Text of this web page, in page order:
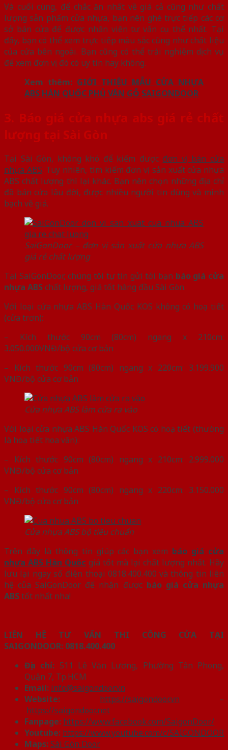
Và cuối cùng, để chắc ăn nhất về giá cả cũng như chất
lượng sản phẩm cửa nhựa, bạn nên ghé trực tiếp các cơ
sở bán cửa để được nhân viên tư vấn cụ thể nhất. Tại
đấy, bạn có thể xem trực tiếp màu sắc cũng như chất liệu
của cửa bên ngoài. Bạn cũng có thể trải nghiệm dịch vụ
để xem đơn vị đó có uy tín hay không.
Xem thêm: GIỚI THIỆU MẪU CỬA NHỰA
ABS HÀN QUỐC PHỦ VÂN GỖ SAIGONDOOR
3. Báo giá cửa nhựa abs giá rẻ chất
lượng tại Sài Gòn
Tại Sài Gòn, không khó để kiếm được đơn vị bán cửa
nhựa ABS. Tuy nhiên, tìm kiếm đơn vị sản xuất cửa nhựa
ABS chất lượng thì lại khác. Bạn nên chọn những địa chỉ
đã bán cửa lâu đời, được nhiều người tin dùng và minh
bạch về giá.
SaiGonDoor – đơn vị sản xuất cửa nhựa ABS
giá rẻ chất lượng
Tại SaiGonDoor, chúng tôi tự tin gửi tới bạn báo giá cửa
nhựa ABSchất lượng, giá tốt hàng đầu Sài Gòn.
Với loại cửa nhựa ABS Hàn Quốc KOS không có hoạ tiết
(cửa trơn):
– Kích thước 90cm (80cm) ngang x 210cm:
3.050.000VNĐ/bộ cửa cơ bản
– Kích thước 90cm (80cm) ngang x 220cm: 3.199.900
VNĐ/bộ cửa cơ bản
Cửa nhựa ABS làm cửa ra vào
Với loại cửa nhựa ABS Hàn Quốc KOS có hoạ tiết (thường
là hoạ tiết hoa văn):
– Kích thước 90cm (80cm) ngang x 210cm: 2.999.000
VNĐ/bộ cửa cơ bản
– Kích thước 90cm (80cm) ngang x 220cm: 3.150.000
VNĐ/bộ cửa cơ bản
Cửa nhựa ABS bộ tiêu chuẩn
Trên đây là thông tin giúp các bạn xem báo giá cửa
nhựa ABS Hàn Quốc giá tốt mà lại chất lượng nhất. Hãy
lưu lại ngay số điện thoại 0818.400.400 và thông tin liên
hệ của SaiGonDoor để nhận được báo giá cửa nhựa
ABStốt nhất nha!
LIÊN HỆ TƯ VẤN THI CÔNG CỬA TẠI
SAIGONDOOR: 0818.400.400
Địa chỉ: 511 Lê Văn Lương, Phường Tân Phong,
Quận 7, Tp.HCM
Email: info@saigondoor.vn
Website:
https://saigondoor.vn –
https://saigondoor.net
Fanpage: https://www.facebook.com/SaigonDoor/
Youtube: https://www.youtube.com/c/SAIGONDOOR
Maps:Sài Gòn Door